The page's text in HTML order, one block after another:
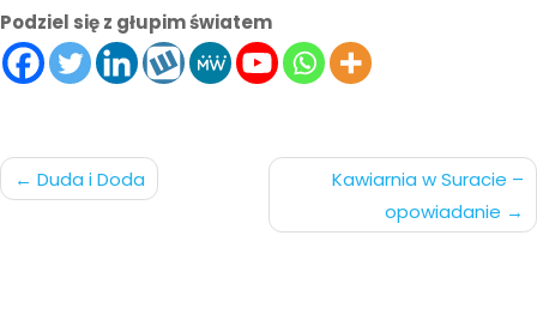
Podziel się z głupim światem
Nawigacja
Duda i Doda
Kawiarnia w Suracie –
opowiadanie